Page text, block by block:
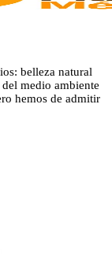
belleza natural
medio ambiente
hemos de admitir